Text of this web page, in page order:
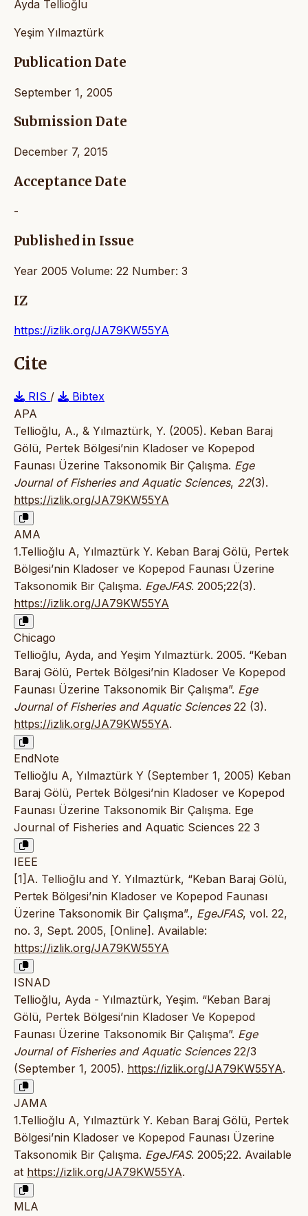
Ayda Tellioğlu
Yeşim Yılmaztürk
Publication Date
September 1, 2005
Submission Date
December 7, 2015
Acceptance Date
-
Published in Issue
Year 2005 Volume: 22 Number: 3
IZ
https://izlik.org/JA79KW55YA
Cite
RIS /
Bibtex
APA
Tellioğlu, A., & Yılmaztürk, Y. (2005). Keban Baraj
Gölü, Pertek Bölgesi’nin Kladoser ve Kopepod
Faunası Üzerine Taksonomik Bir Çalışma. Ege
Journal of Fisheries and Aquatic Sciences, 22(3).
https://izlik.org/JA79KW55YA
AMA
1.Tellioğlu A, Yılmaztürk Y. Keban Baraj Gölü, Pertek
Bölgesi’nin Kladoser ve Kopepod Faunası Üzerine
Taksonomik Bir Çalışma. EgeJFAS. 2005;22(3).
https://izlik.org/JA79KW55YA
Chicago
Tellioğlu, Ayda, and Yeşim Yılmaztürk. 2005. “Keban
Baraj Gölü, Pertek Bölgesi’nin Kladoser Ve Kopepod
Faunası Üzerine Taksonomik Bir Çalışma”. Ege
Journal of Fisheries and Aquatic Sciences22 (3).
https://izlik.org/JA79KW55YA.
EndNote
Tellioğlu A, Yılmaztürk Y (September 1, 2005) Keban
Baraj Gölü, Pertek Bölgesi’nin Kladoser ve Kopepod
Faunası Üzerine Taksonomik Bir Çalışma. Ege
Journal of Fisheries and Aquatic Sciences 22 3
IEEE
[1]A. Tellioğlu and Y. Yılmaztürk, “Keban Baraj Gölü,
Pertek Bölgesi’nin Kladoser ve Kopepod Faunası
Üzerine Taksonomik Bir Çalışma”., EgeJFAS, vol. 22,
no. 3, Sept. 2005, [Online]. Available:
https://izlik.org/JA79KW55YA
ISNAD
Tellioğlu, Ayda - Yılmaztürk, Yeşim. “Keban Baraj
Gölü, Pertek Bölgesi’nin Kladoser Ve Kopepod
Faunası Üzerine Taksonomik Bir Çalışma”. Ege
Journal of Fisheries and Aquatic Sciences22/3
(September 1, 2005). https://izlik.org/JA79KW55YA.
JAMA
1.Tellioğlu A, Yılmaztürk Y. Keban Baraj Gölü, Pertek
Bölgesi’nin Kladoser ve Kopepod Faunası Üzerine
Taksonomik Bir Çalışma. EgeJFAS. 2005;22. Available
at https://izlik.org/JA79KW55YA.
MLA